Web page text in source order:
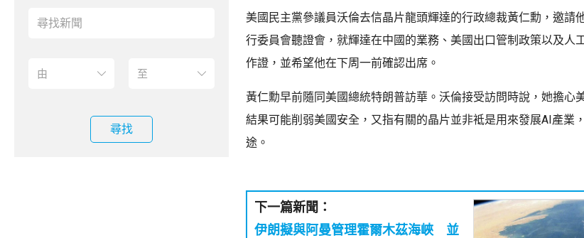
尋找
美國民主黨參議員沃倫去信晶片龍頭輝達的行政總裁黃仁勳，邀請
行委員會聽證會，就輝達在中國的業務、美國出口管制政策以及人
作證，並希望他在下周一前確認出席。
黃仁勳早前隨同美國總統特朗普訪華。沃倫接受訪問時說，她擔心
結果可能削弱美國安全，又指有關的晶片並非袛是用來發展AI產業
途。
下一篇新聞：
伊朗擬與阿曼管理霍爾木茲海峽 並